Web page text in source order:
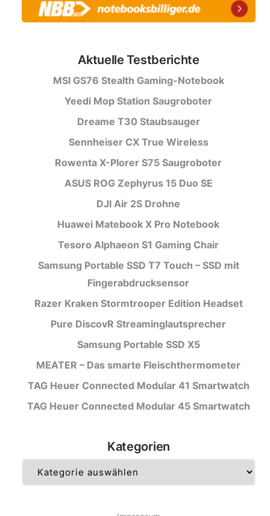
Aktuelle Testberichte
MSI GS76 Stealth Gaming-Notebook
Yeedi Mop Station Saugroboter
Dreame T30 Staubsauger
Sennheiser CX True Wireless
Rowenta X-Plorer S75 Saugroboter
ASUS ROG Zephyrus 15 Duo SE
DJI Air 2S Drohne
Huawei Matebook X Pro Notebook
Tesoro Alphaeon S1 Gaming Chair
Samsung Portable SSD T7 Touch – SSD mit
Fingerabdrucksensor
Razer Kraken Stormtrooper Edition Headset
Pure DiscovR Streaminglautsprecher
Samsung Portable SSD X5
MEATER – Das smarte Fleischthermometer
TAG Heuer Connected Modular 41 Smartwatch
TAG Heuer Connected Modular 45 Smartwatch
Kategorien